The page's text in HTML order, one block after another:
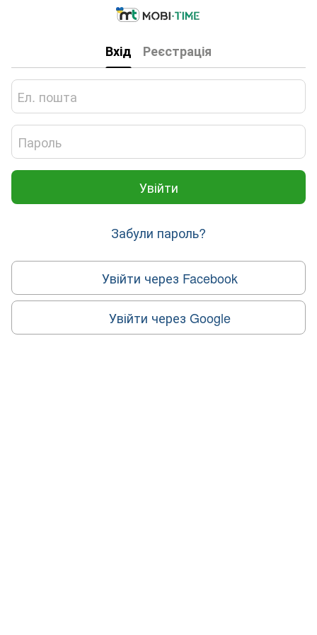
Вхід Реєстрація
Увійти
Забули пароль?
Увійти через Facebook
Увійти через Google